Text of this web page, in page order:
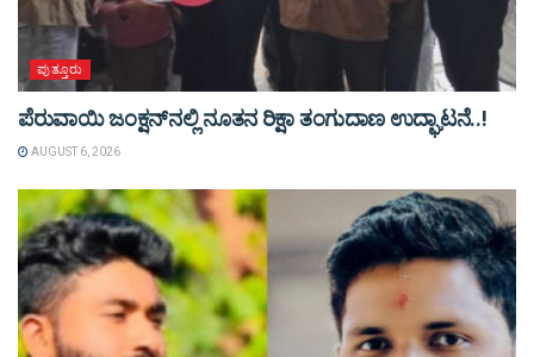
ಪುತ್ತೂರು
ಪೆರುವಾಯಿ ಜಂಕ್ಷನ್‌ನಲ್ಲಿ ನೂತನ ರಿಕ್ಷಾ ತಂಗುದಾಣ ಉದ್ಘಾಟನೆ..!
AUGUST 6, 2026